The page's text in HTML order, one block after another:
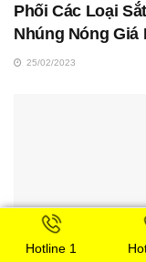
Phối Các Loại
Nhúng Nóng Giá
25/02/2023
Hotline 1